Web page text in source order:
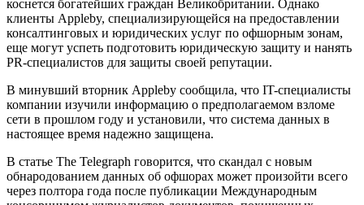
коснется богатейших граждан Великобритании. Однако
клиенты Appleby, специализирующейся на предоставлении
консалтинговых и юридических услуг по офшорным зонам,
еще могут успеть подготовить юридическую защиту и нанять
PR-специалистов для защиты своей репутации.
В минувший вторник Appleby сообщила, что IT-специалисты
компании изучили информацию о предполагаемом взломе
сети в прошлом году и установили, что система данных в
настоящее время надежно защищена.
В статье The Telegraph говорится, что скандал с новым
обнародованием данных об офшорах может произойти всего
через полтора года после публикации Международным